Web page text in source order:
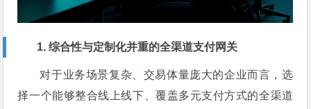
1. 综合性与定制化并重的全渠道支付网关
对于业务场景复杂、交易体量庞大的企业而言，选
择一个能够整合线上线下、覆盖多元支付方式的全渠道